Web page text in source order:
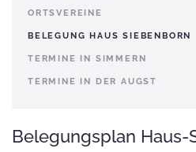
ORTSVEREINE
BELEGUNG HAUS SIEBENBORN
TERMINE IN SIMMERN
TERMINE IN DER AUGST
Belegungsplan Haus-